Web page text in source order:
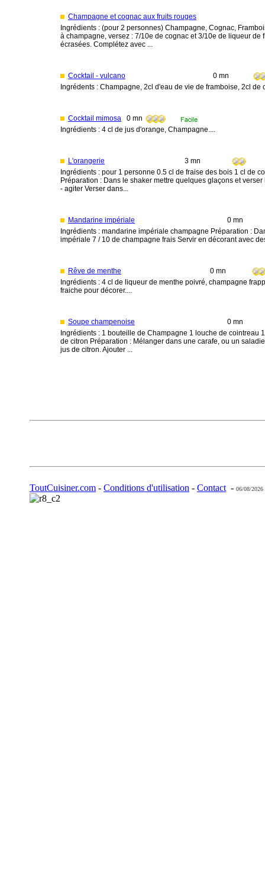
Champagne et cognac aux fruits rouges
Ingrédients : (pour 2 personnes) Champagne, Cognac,
à champagne, versez : 7/10e de cognac et 3/10e de liqueur
écrasées. Complétez avec ...
Cocktail - vulcano
0 mn
Ingrédents : Champagne, 2cl d'eau de vie de framboise, 2cl
Cocktail mimosa
0 mn
Ingrédients : 4 cl de jus d'orange, Champagne....
L'orangerie
3 mn
Ingrédients : pour 1 personne 0.5 cl de fraise des bois 1 cl de
Préparation : Dans le shaker mettre quelques glaçons et
- agiter Verser dans...
Mandarine impériale
0 mn
Ingrédients : mandarine impériale champagne Préparation :
impériale 7 / 10 de champagne frais Servir en décorant avec
Rêve de menthe
0 mn
Ingrédients : 4 cl de liqueur de menthe poivré, champagne
fraiche pour décorer....
Soupe champenoise
0 mn
Ingrédients : 1 bouteille de Champagne 1 louche de cointreau
de citron Préparation : Mélanger dans une carafe, ou un
jus de citron. Ajouter ...
ToutCuisiner.com - Conditions d'utilisation - Contact - 06/08/2026